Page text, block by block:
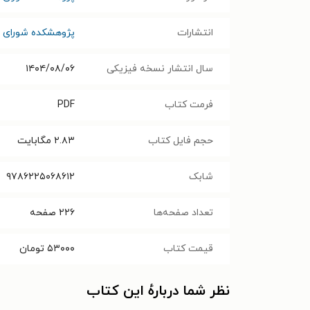
انتشارات پژوهشکده شورای
سال انتشار نسخه فیزیکی ۱۴۰۴/۰۸/۰۶
فرمت کتاب PDF
حجم فایل کتاب ۲.۸۳ مگابایت
شابک ۹۷۸۶۲۲۵۰۶۸۶۱۲
تعداد صفحه‌ها ۲۲۶ صفحه
قیمت کتاب ۵۳۰۰۰ تومان
نظر شما دربارهٔ این کتاب